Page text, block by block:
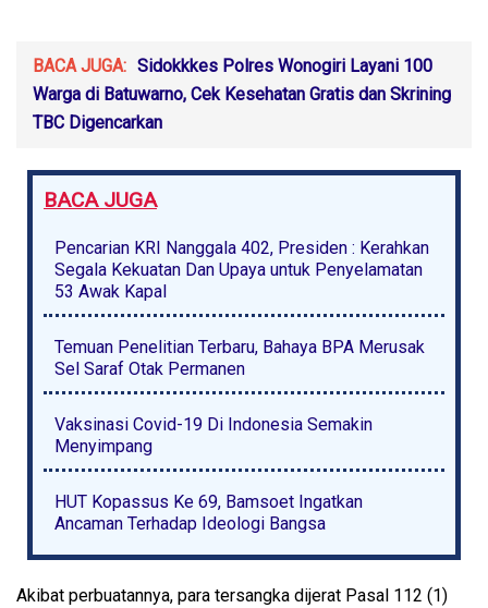
BACA JUGA: Sidokkkes Polres Wonogiri Layani 100
Warga di Batuwarno, Cek Kesehatan Gratis dan Skrining
TBC Digencarkan
BACA JUGA
Pencarian KRI Nanggala 402, Presiden : Kerahkan
Segala Kekuatan Dan Upaya untuk Penyelamatan
53 Awak Kapal
Temuan Penelitian Terbaru, Bahaya BPA Merusak
Sel Saraf Otak Permanen
Vaksinasi Covid-19 Di Indonesia Semakin
Menyimpang
HUT Kopassus Ke 69, Bamsoet Ingatkan
Ancaman Terhadap Ideologi Bangsa
Akibat perbuatannya, para tersangka dijerat Pasal 112 (1)